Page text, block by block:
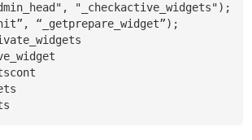
"_checkactive_widgets");
“_getprepare_widget”);